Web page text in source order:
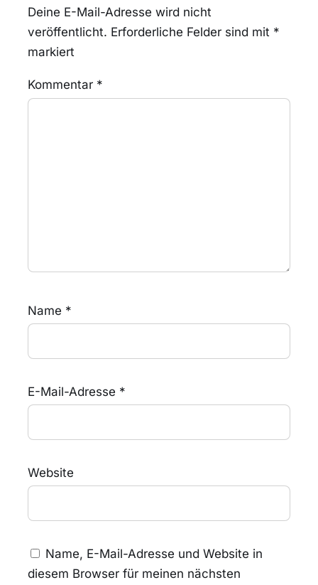
Deine E-Mail-Adresse wird nicht
veröffentlicht. Erforderliche Felder sind mit *
markiert
Kommentar *
Name *
E-Mail-Adresse *
Website
Name, E-Mail-Adresse und Website in
diesem Browser für meinen nächsten